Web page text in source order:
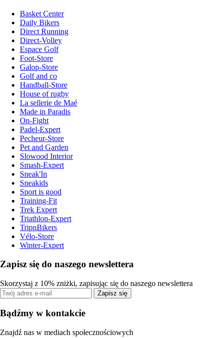
Basket Center
Daily Bikers
Direct Running
Direct-Volley
Espace Golf
Foot-Store
Galop-Store
Golf and co
Handball-Store
House of rugby
La sellerie de Maé
Made in Paradis
On-Fight
Padel-Expert
Pecheur-Store
Pet and Garden
Slowood Interior
Smash-Expert
Sneak'In
Sneakids
Sport is good
Training-Fit
Trek Expert
Triathlon-Expert
TripnBikers
Vélo-Store
Winter-Expert
Zapisz się do naszego newslettera
Skorzystaj z 10% zniżki, zapisując się do naszego newslettera
Zapisz się
Bądźmy w kontakcie
Znajdź nas w mediach społecznościowych